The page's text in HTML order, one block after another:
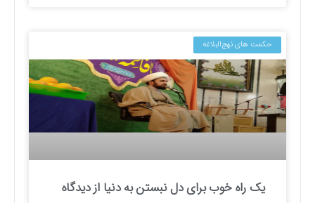
حکمت های نهج‌البلاغه
یک راه خوب برای دل نبستن به دنیا از دیدگاه